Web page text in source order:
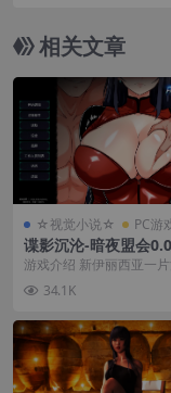
Game【2.12G】
相关文章
☆视觉小说☆ PC游
谍影沉沦-暗夜盟会
步兵版【PC+安卓+欧
SLG+全画廊】/
cover-
游戏介绍 新伊丽西亚一
罪丛生，市民饱受苦难，
求生，生活在水深火...
34.1K